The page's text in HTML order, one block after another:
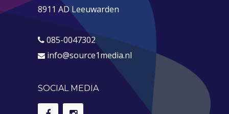
8911 AD Leeuwarden
085-0047302
info@source1media.nl
SOCIAL MEDIA